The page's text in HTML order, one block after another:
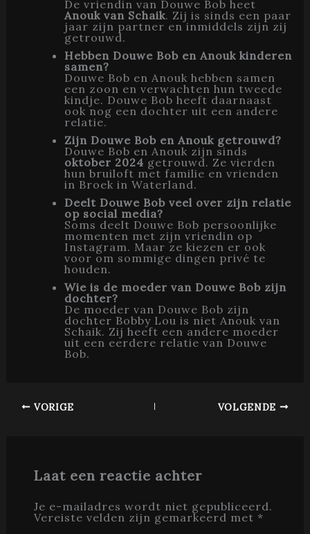
De vriendin van Douwe Bob heet
Anouk van Schaik. Zij is sinds een paar
jaar zijn partner en inmiddels zijn zij
getrouwd.
Hebben Douwe Bob en Anouk kinderen
samen?
Douwe Bob en Anouk hebben samen
een zoon en verwachten hun tweede
kindje. Douwe Bob heeft daarnaast
ook nog een dochter uit een andere
relatie.
Zijn Douwe Bob en Anouk getrouwd?
Douwe Bob en Anouk zijn sinds
oktober 2024 getrouwd. Ze vierden
hun bruiloft met familie en vrienden
in Broek in Waterland.
Deelt Douwe Bob veel over zijn relatie
op social media?
Soms deelt Douwe Bob persoonlijke
momenten met zijn vriendin op
Instagram. Maar ze kiezen er ook
voor om sommige dingen privé te
houden.
Wie is de moeder van Douwe Bob zijn
dochter?
De moeder van Douwe Bob zijn
dochter Bobby Lou is niet Anouk van
Schaik. Zij heeft een andere moeder
uit een eerdere relatie van Douwe
Bob.
VORIGE VOLGENDE
Laat een reactie achter
Je e-mailadres wordt niet gepubliceerd.
Vereiste velden zijn gemarkeerd met *